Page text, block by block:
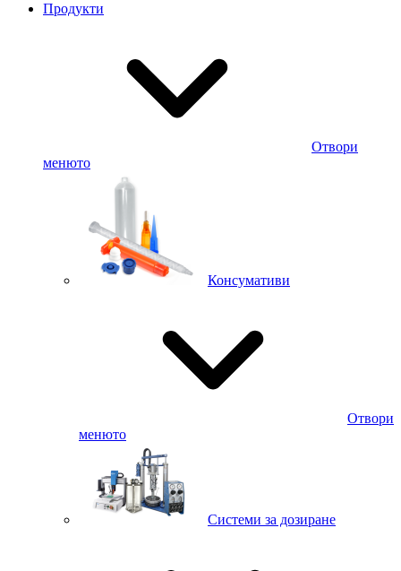
Продукти
Отвори
менюто
Консумативи
Отвори
менюто
Системи за дозиране